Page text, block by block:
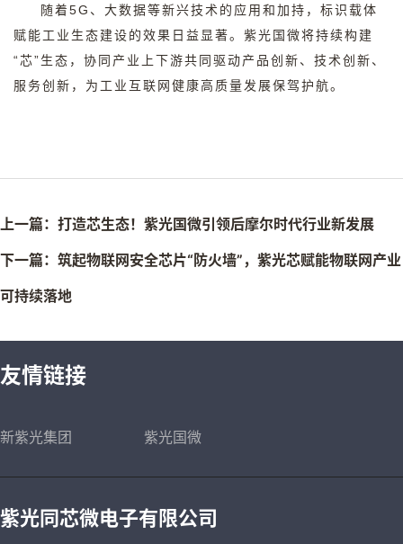
随着5G 、大数据等新兴技术的应用和加持，标识载体
赋能工业生态建设的效果日益显著。紫光国微将持续构建
“芯”生态，协同产业上下游共同驱动产品创新、技术创新、
服务创新，为工业互联网健康高质量发展保驾护航。
上一篇：打造芯生态！紫光国微引领后摩尔时代行业新发展
下一篇：筑起物联网安全芯片“防火墙”，紫光芯赋能物联网产业
可持续落地
友情链接
新紫光集团 紫光国微
紫光同芯微电子有限公司